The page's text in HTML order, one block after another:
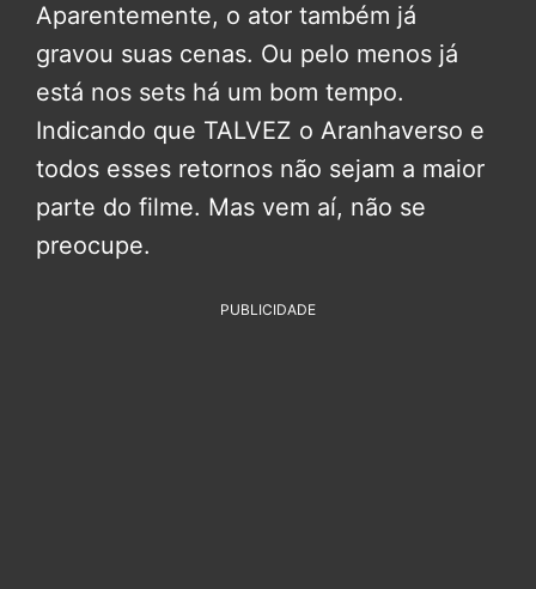
Aparentemente, o ator também já
gravou suas cenas. Ou pelo menos já
está nos sets há um bom tempo.
Indicando que TALVEZ o Aranhaverso e
todos esses retornos não sejam a maior
parte do filme. Mas vem aí, não se
preocupe.
PUBLICIDADE